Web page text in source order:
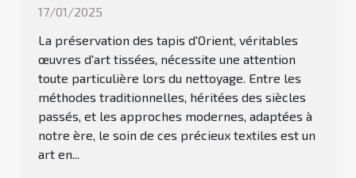
17/01/2025
La préservation des tapis d'Orient, véritables
œuvres d'art tissées, nécessite une attention
toute particulière lors du nettoyage. Entre les
méthodes traditionnelles, héritées des siècles
passés, et les approches modernes, adaptées à
notre ère, le soin de ces précieux textiles est un
art en...